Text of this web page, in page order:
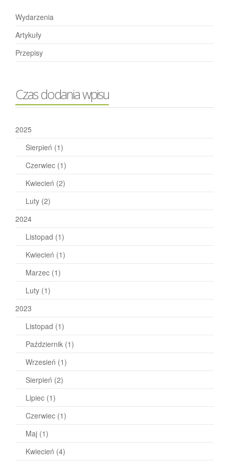
Wydarzenia
Artykuły
Przepisy
Czas dodania wpisu
2025
Sierpień (1)
Czerwiec (1)
Kwiecień (2)
Luty (2)
2024
Listopad (1)
Kwiecień (1)
Marzec (1)
Luty (1)
2023
Listopad (1)
Październik (1)
Wrzesień (1)
Sierpień (2)
Lipiec (1)
Czerwiec (1)
Maj (1)
Kwiecień (4)